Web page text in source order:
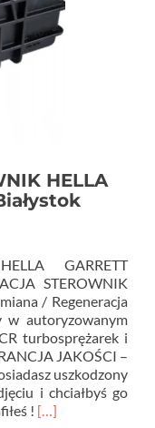
HELLA
GARRETT
STEROWNIK
/ Regeneracja
w autoryzowanym
turbosprężarek i
JAKOŚCI –
uszkodzony
i chciałbyś go
! Read
[…]